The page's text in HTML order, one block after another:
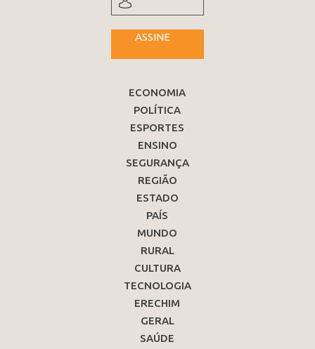
ASSINE
ECONOMIA
POLÍTICA
ESPORTES
ENSINO
SEGURANÇA
REGIÃO
ESTADO
PAÍS
MUNDO
RURAL
CULTURA
TECNOLOGIA
ERECHIM
GERAL
SAÚDE